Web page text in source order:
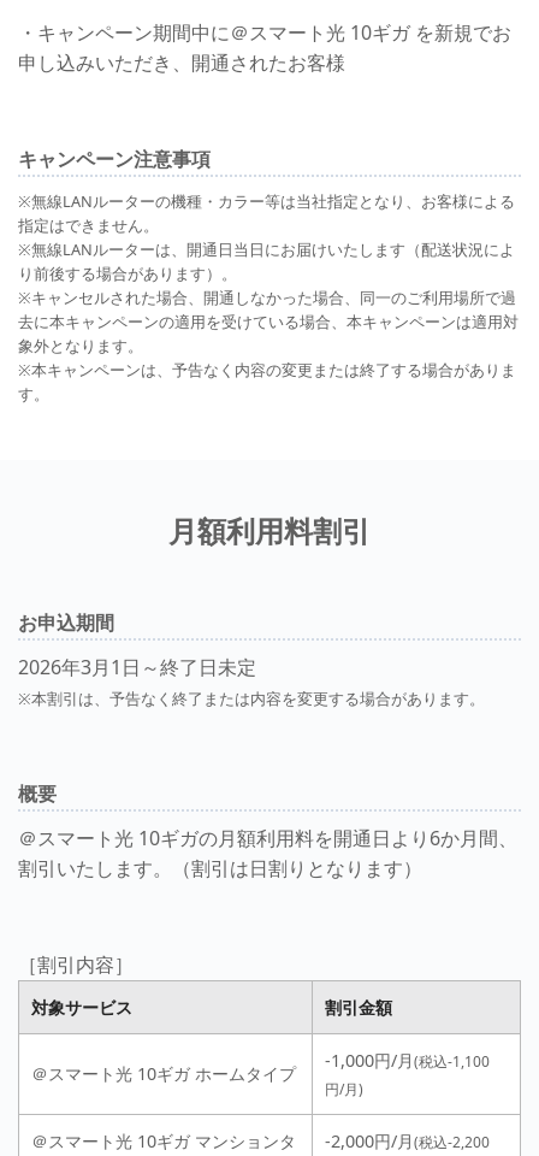
・キャンペーン期間中に＠スマート光 10ギガ を新規でお
申し込みいただき、開通されたお客様
キャンペーン注意事項
※無線LANルーターの機種・カラー等は当社指定となり、お客様による
指定はできません。
※無線LANルーターは、開通日当日にお届けいたします（配送状況によ
り前後する場合があります）。
※キャンセルされた場合、開通しなかった場合、同一のご利用場所で過
去に本キャンペーンの適用を受けている場合、本キャンペーンは適用対
象外となります。
※本キャンペーンは、予告なく内容の変更または終了する場合がありま
す。
月額利用料割引
お申込期間
2026年3月1日～終了日未定
※本割引は、予告なく終了または内容を変更する場合があります。
概要
＠スマート光 10ギガの月額利用料を開通日より6か月間、
割引いたします。（割引は日割りとなります）
［割引内容］
対象サービス 割引金額
＠スマート光 10ギガ ホームタイプ
-1,000円/月(税込-1,100
円/月)
＠スマート光 10ギガ マンションタ
-2,000円/月(税込-2,200